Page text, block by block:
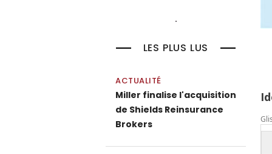
LES PLUS LUS
ACTUALITÉ
Miller finalise l'acquisition
de Shields Reinsurance
Brokers